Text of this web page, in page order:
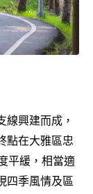
線興建而成，
點在大雅區忠
平緩，相當適
四季風情及區